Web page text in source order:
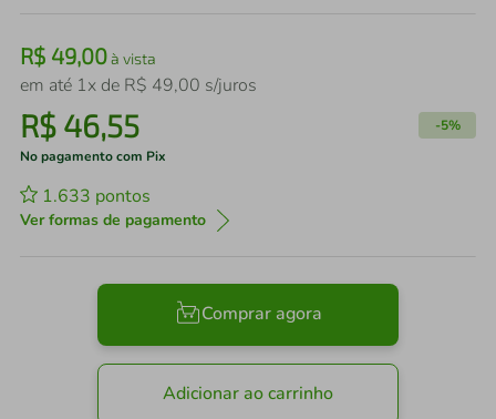
R$ 49,00à vista
em até 1x de R$ 49,00 s/juros
R$ 46,55 -5%
No pagamento com Pix
1.633 pontos
Ver formas de pagamento
Comprar agora
Adicionar ao carrinho